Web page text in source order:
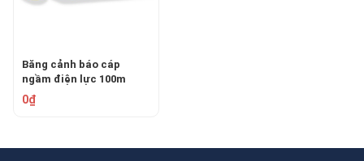
Băng cảnh báo cáp
ngầm điện lực 100m
RAO/CNĐL
0₫